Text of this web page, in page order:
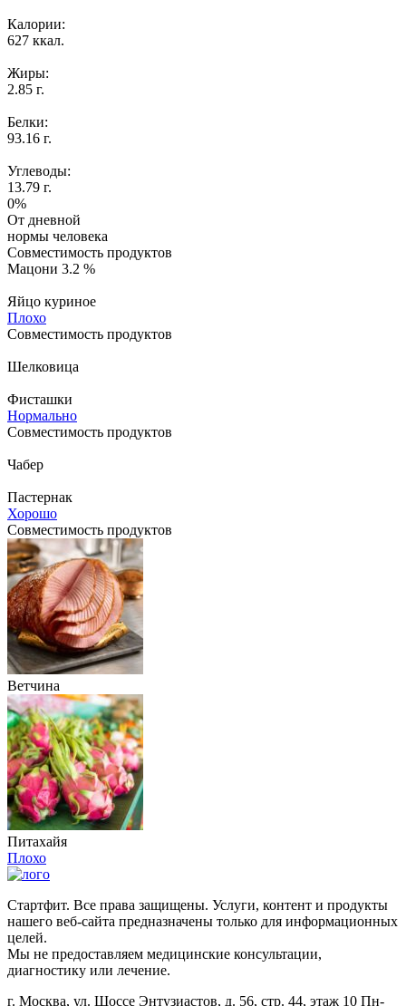
Калории:
627 ккал.
Жиры:
2.85 г.
Белки:
93.16 г.
Углеводы:
13.79 г.
0%
От дневной
нормы человека
Совместимость продуктов
Мацони 3.2 %
Яйцо куриное
Плохо
Совместимость продуктов
Шелковица
Фисташки
Нормально
Совместимость продуктов
Чабер
Пастернак
Хорошо
Совместимость продуктов
Ветчина
Питахайя
Плохо
Стартфит. Все права защищены. Услуги, контент и продукты
нашего веб-сайта предназначены только для информационных
целей.
Мы не предоставляем медицинские консультации,
диагностику или лечение.
г. Москва, ул. Шоссе Энтузиастов, д. 56, стр. 44, этаж 10 Пн-